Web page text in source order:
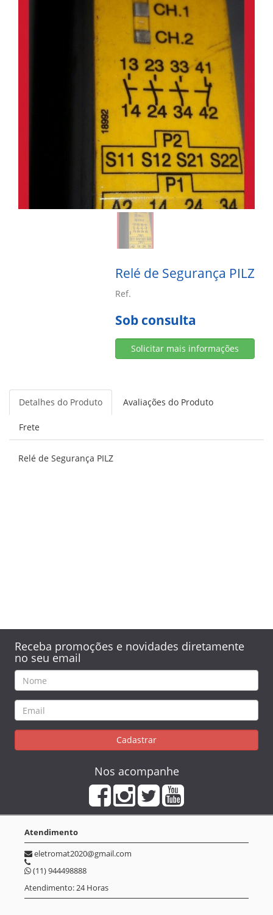
Relé de Segurança PILZ
Ref.
Sob consulta
Solicitar mais informações
Detalhes do Produto Avaliações do Produto
Frete
Relé de Segurança PILZ
Receba promoções e novidades diretamente
no seu email
Cadastrar
Nos acompanhe
Atendimento
eletromat2020@gmail.com
(11) 944498888
Atendimento: 24 Horas